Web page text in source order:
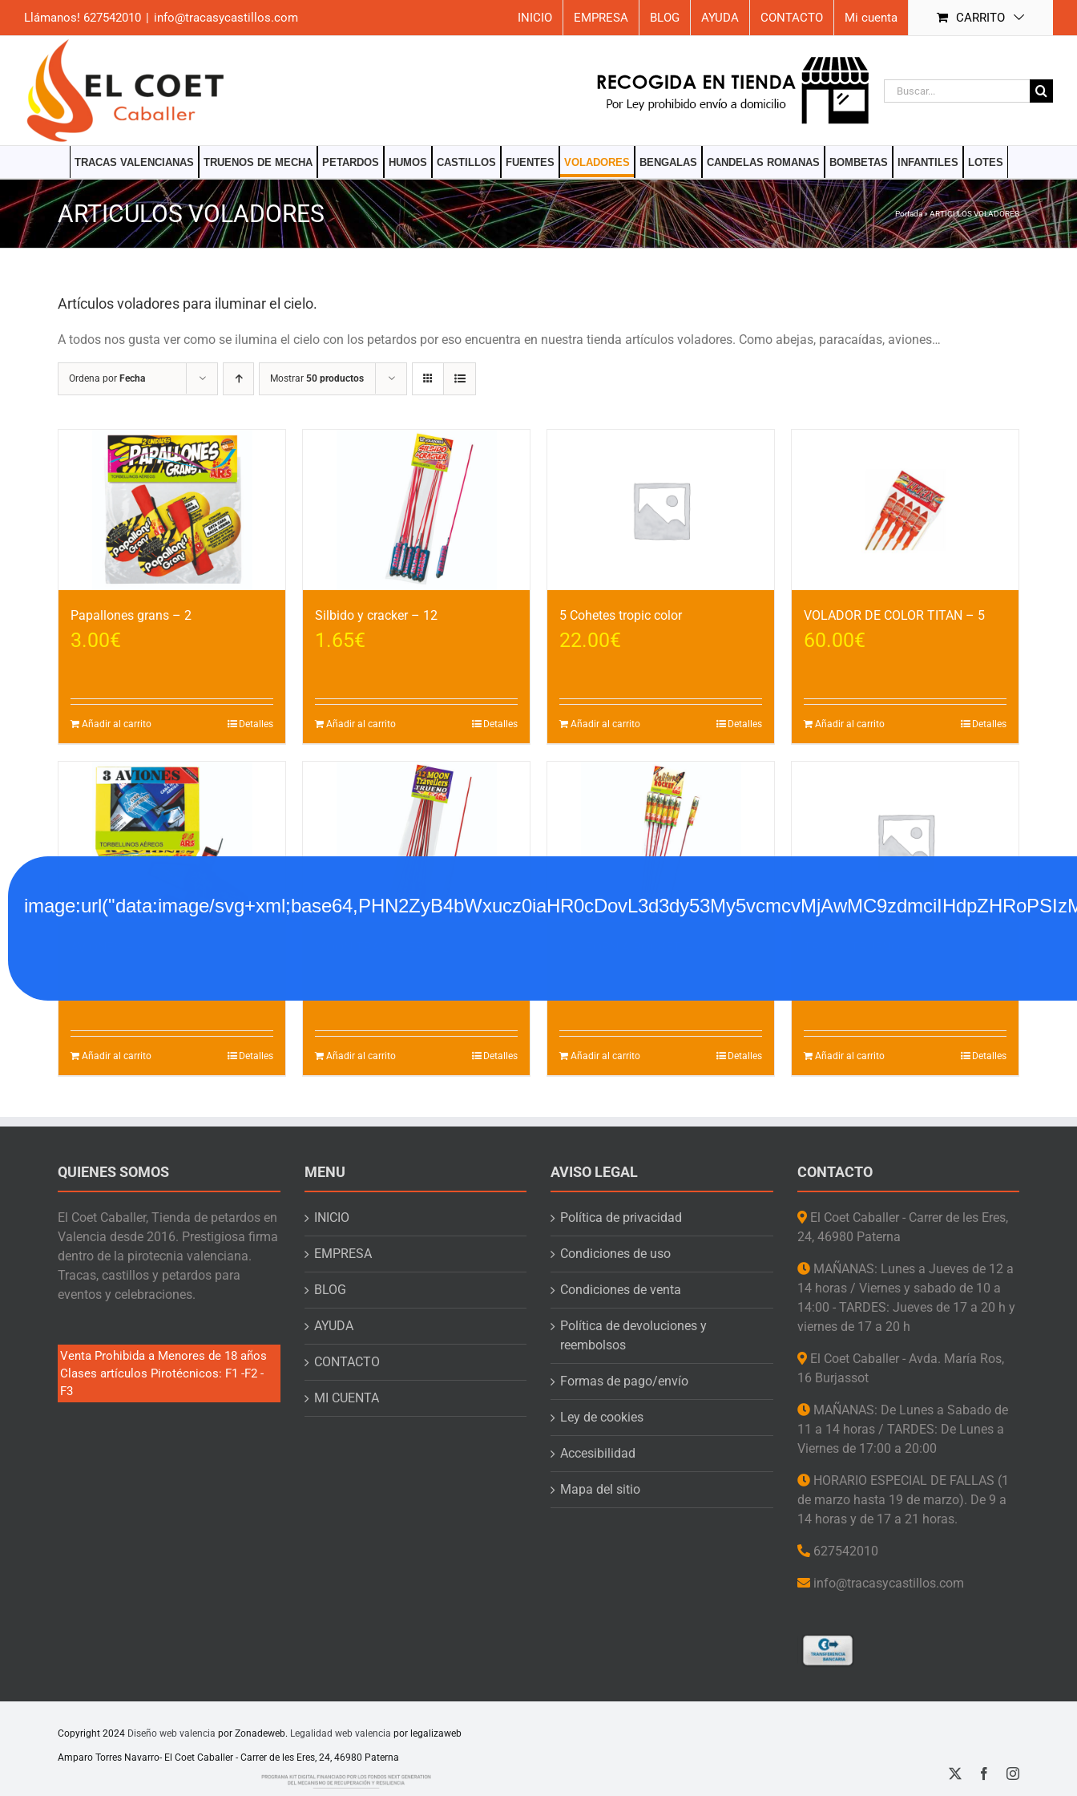
Saltar
contenido
Llámanos! 627542010 | info@tracasycastillos.com INICIO EMPRESA BLOG AYUDA CONTACTO Mi cuenta CARRITO
Buscar:
TRACAS VALENCIANAS TRUENOS DE MECHA PETARDOS HUMOS CASTILLOS FUENTES VOLADORES BENGALAS CANDELAS ROMANAS BOMBETAS INFANTILES LOTES
ARTICULOS VOLADORES Portada»ARTICULOS VOLADORES
Artículos voladores para iluminar el cielo.
A todos nos gusta ver como se ilumina el cielo con los petardos por eso encuentra en nuestra tienda artículos voladores. Como abejas, paracaídas, aviones…
Ordena por Fecha Mostrar 50 productos
Papallones grans – 2
3.00€
Añadir al carrito Detalles
Silbido y cracker – 12
1.65€
Añadir al carrito Detalles
5 Cohetes tropic color
22.00€
Añadir al carrito Detalles
VOLADOR DE COLOR TITAN – 5
60.00€
Añadir al carrito Detalles
Añadir al carrito Detalles Añadir al carrito Detalles Añadir al carrito Detalles Añadir al carrito Detalles
QUIENES SOMOS
El Coet Caballer, Tienda de petardos en
Valencia desde 2016. Prestigiosa firma
dentro de la pirotecnia valenciana.
Tracas, castillos y petardos para
eventos y celebraciones.
Venta Prohibida a Menores de 18 años
Clases artículos Pirotécnicos: F1 -F2 -
F3
MENU
INICIO
EMPRESA
BLOG
AYUDA
CONTACTO
MI CUENTA
AVISO LEGAL
Política de privacidad
Condiciones de uso
Condiciones de venta
Política de devoluciones y
reembolsos
Formas de pago/envío
Ley de cookies
Accesibilidad
Mapa del sitio
CONTACTO
El Coet Caballer - Carrer de les Eres,
24, 46980 Paterna
MAÑANAS: Lunes a Jueves de 12 a
14 horas / Viernes y sabado de 10 a
14:00 - TARDES: Jueves de 17 a 20 h y
viernes de 17 a 20 h
El Coet Caballer - Avda. María Ros,
16 Burjassot
MAÑANAS: De Lunes a Sabado de
11 a 14 horas / TARDES: De Lunes a
Viernes de 17:00 a 20:00
HORARIO ESPECIAL DE FALLAS (1
de marzo hasta 19 de marzo). De 9 a
14 horas y de 17 a 21 horas.
627542010
info@tracasycastillos.com
Copyright 2024 Diseño web valencia por Zonadeweb. Legalidad web valencia por legalizaweb
Amparo Torres Navarro- El Coet Caballer - Carrer de les Eres, 24, 46980 Paterna
FacebookInstagram
image:url("data:image/